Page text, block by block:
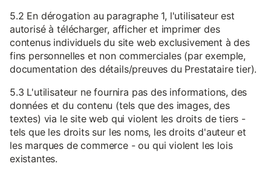
5.2 En dérogation au paragraphe 1, l'utilisateur est
autorisé à télécharger, afficher et imprimer des
contenus individuels du site web exclusivement à des
fins personnelles et non commerciales (par exemple,
documentation des détails/preuves du Prestataire tier).
5.3 L'utilisateur ne fournira pas des informations, des
données et du contenu (tels que des images, des
textes) via le site web qui violent les droits de tiers -
tels que les droits sur les noms, les droits d'auteur et
les marques de commerce - ou qui violent les lois
existantes.